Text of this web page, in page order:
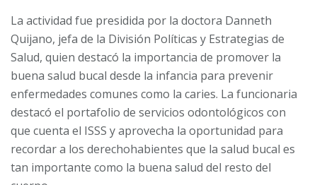
La actividad fue presidida por la doctora Danneth
Quijano, jefa de la División Políticas y Estrategias de
Salud, quien destacó la importancia de promover la
buena salud bucal desde la infancia para prevenir
enfermedades comunes como la caries. La funcionaria
destacó el portafolio de servicios odontológicos con
que cuenta el ISSS y aprovecha la oportunidad para
recordar a los derechohabientes que la salud bucal es
tan importante como la buena salud del resto del